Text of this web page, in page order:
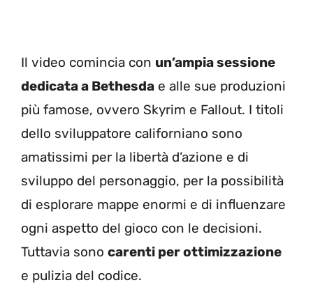
Il video comincia con un’ampia sessione
dedicata a Bethesda e alle sue produzioni
più famose, ovvero Skyrim e Fallout. I titoli
dello sviluppatore californiano sono
amatissimi per la libertà d’azione e di
sviluppo del personaggio, per la possibilità
di esplorare mappe enormi e di influenzare
ogni aspetto del gioco con le decisioni.
Tuttavia sono carenti per ottimizzazione
e pulizia del codice.